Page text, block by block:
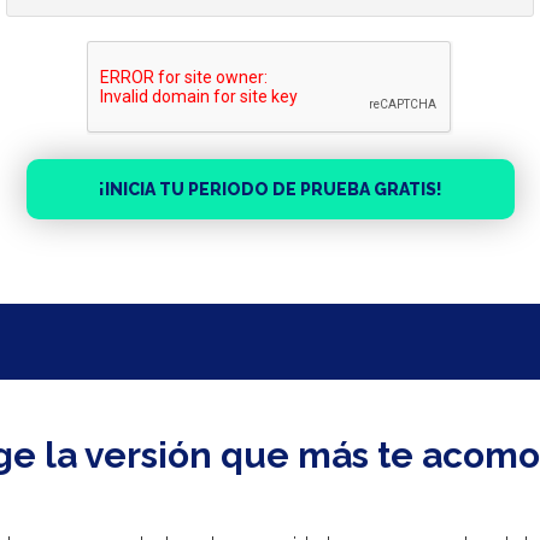
la versión que más te